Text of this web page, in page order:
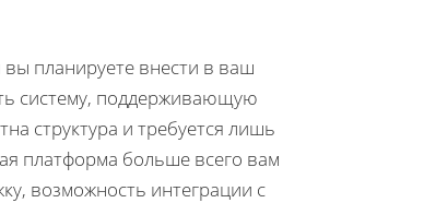
планируете внести в ваш
систему, поддерживающую
структура и требуется лишь
платформа больше всего вам
возможность интеграции с